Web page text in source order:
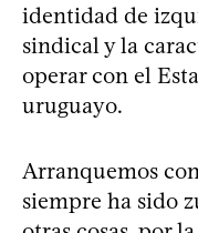
identidad de
sindical y la
operar con el
uruguayo.
Arranquemos
siempre ha sido